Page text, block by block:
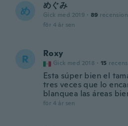
め めぐみ
Gick med 2019 · 89
för 4 år sen
R Roxy
Gick med 2018 · 15
Esta súper bien el
tres veces que lo
blanquea las áreas
för 4 år sen